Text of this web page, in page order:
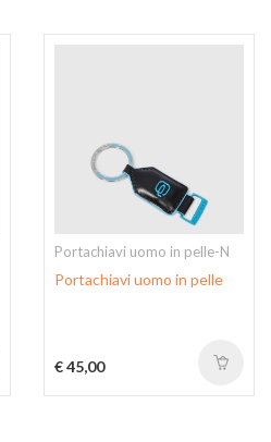
Portachiavi uomo in pelle-N
Portachiavi uomo in pelle
€ 45,00